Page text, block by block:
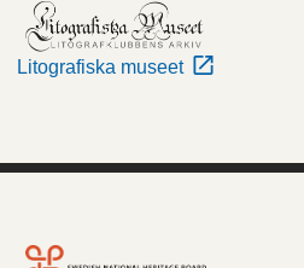
Litografiska museet